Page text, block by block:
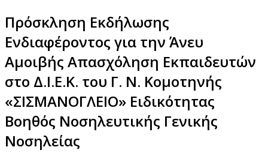
Πρόσκληση Εκδήλωσης
Ενδιαφέροντος για την Άνευ
Αμοιβής Απασχόληση Εκπαιδευτών
στο Δ.Ι.Ε.Κ. του Γ. Ν. Κομοτηνής
«ΣΙΣΜΑΝΟΓΛΕΙΟ» Ειδικότητας
Βοηθός Νοσηλευτικής Γενικής
Νοσηλείας